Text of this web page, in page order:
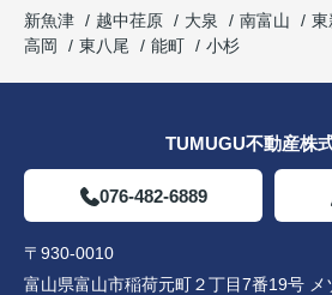
新魚津
越中荏原 大泉 南富山 東
高岡
東八尾 能町 小杉
TUMUGU不動産株
076-482-6889
〒930-0010
富山県富山市稲荷元町２丁目7番19号